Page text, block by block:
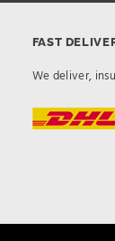
FAST
We deliver,